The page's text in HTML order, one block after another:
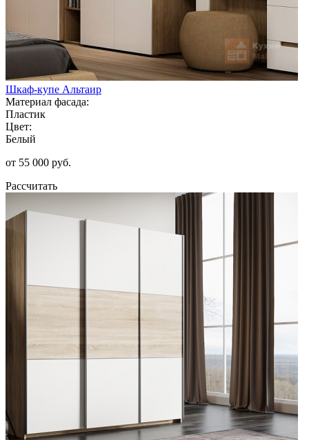
Шкаф-купе Альтаир
Материал фасада:
Пластик
Цвет:
Белый
от 55 000 руб.
Рассчитать